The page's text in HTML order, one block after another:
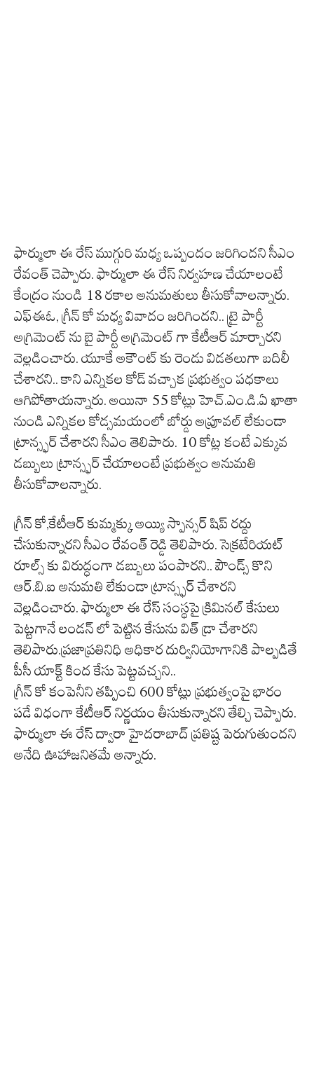
ఫార్ములా ఈ రేస్ ముగ్గురి మధ్య ఒప్పందం జరిగిందని సీఎం
రేవంత్ చెప్పారు. ఫార్ములా ఈ రేస్ నిర్వహణ చేయాలంటే
కేంద్రం నుండి 18 రకాల అనుమతులు తీసుకోవాలన్నారు.
ఎఫ్ఈఓ, గ్రీన్ కో మధ్య వివాదం జరిగిందని.. ట్రై పార్టీ
అగ్రిమెంట్ ను బై పార్టీ అగ్రిమెంట్ గా కేటీఆర్ మార్చారని
వెల్లడించారు. యూకే అకౌంట్ కు రెండు విడతలుగా బదిలీ
చేశారని.. కాని ఎన్నికల కోడ్ వచ్చాక ప్రభుత్వం పధకాలు
ఆగిపోతాయన్నారు. అయినా 55 కోట్లు హెచ్.ఎం.డి.ఏ ఖాతా
నుండి ఎన్నికల కోడ్సమయంలో బోర్డు అప్రూవల్ లేకుండా
ట్రాన్స్ఫర్ చేశారని సీఎం తెలిపారు. 10 కోట్ల కంటే ఎక్కువ
డబ్బులు ట్రాన్స్ఫర్ చేయాలంటే ప్రభుత్వం అనుమతి
తీసుకోవాలన్నారు.
గ్రీన్ కో,కేటీఆర్ కుమ్మక్కు అయ్యి స్పాన్సర్ షిప్ రద్దు
చేసుకున్నారని సీఎం రేవంత్ రెడ్డి తెలిపారు. సెక్రటేరియట్
రూల్స్ కు విరుద్ధంగా డబ్బులు పంపారని.. పౌండ్స్ కొని
ఆర్.బి.ఐ అనుమతి లేకుండా ట్రాన్స్ఫర్ చేశారని
వెల్లడించారు. ఫార్ములా ఈ రేస్ సంస్థపై క్రిమినల్ కేసులు
పెట్టగానే లండన్ లో పెట్టిన కేసును విత్ డ్రా చేశారని
తెలిపారు.ప్రజాప్రతినిధి అధికార దుర్వినియోగానికి పాల్పడితే
పీసీ యాక్ట్ కింద కేసు పెట్టవచ్చని..
గ్రీన్ కో కంపెనీని తప్పించి 600 కోట్లు ప్రభుత్వంపై భారం
పడే విధంగా కేటీఆర్ నిర్ణయం తీసుకున్నారని తేల్చి చెప్పారు.
ఫార్ములా ఈ రేస్ ద్వారా హైదరాబాద్ ప్రతిష్ట పెరుగుతుందని
అనేది ఊహాజనితమే అన్నారు.